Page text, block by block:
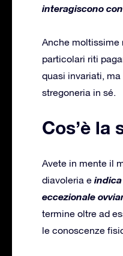
interagiscono
Anche moltissime
particolari riti
quasi invariati,
stregoneria in sé.
Cos’è la
Avete in mente il
diavoleria e
eccezionale
termine oltre ad
le conoscenze